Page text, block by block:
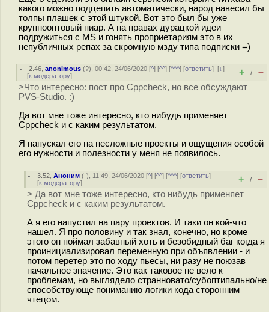
какого можно подцепить автоматически, народ навесил бы
толпы плашек с этой штукой. Вот это был бы уже
крупнооптовый пиар. А на правах дурацкой идеи
подружиться с MS и гонять проприетариям это в их
непубличных репах за скромную мзду типа подписки =)
2.46 ,anonimous (?), 00:42, 24/06/2020 [^] [^^] [^^^] [ответить][↓]
[к модератору] + / –
>Что интересно: пост про Cppcheck, но все обсуждают
PVS-Studio. :)
Да вот мне тоже интересно, кто нибудь применяет
Cppcheck и с каким результатом.
Я напускал его на несложные проекты и ощущения особой
его нужности и полезности у меня не появилось.
3.52 ,Аноним (-), 11:49, 24/06/2020 [^] [^^] [^^^] [ответить]
[к модератору] + / –
> Да вот мне тоже интересно, кто нибудь применяет
Cppcheck и с каким результатом.
А я его напустил на пару проектов. И таки он кой-что
нашел. Я про половину и так знал, конечно, но кроме
этого он поймал забавный хоть и безобидный баг когда я
проинициализировал переменную при объявлении - и
потом перетер это по ходу пьесы, ни разу не поюзав
начальное значение. Это как таковое не вело к
проблемам, но выглядело странновато/субоптипально/не
способствующе пониманию логики кода сторонним
чтецом.